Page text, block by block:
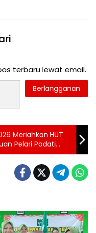
terbaru lewat email.
Berlangganan
Meriahkan HUT
Pelari Padati